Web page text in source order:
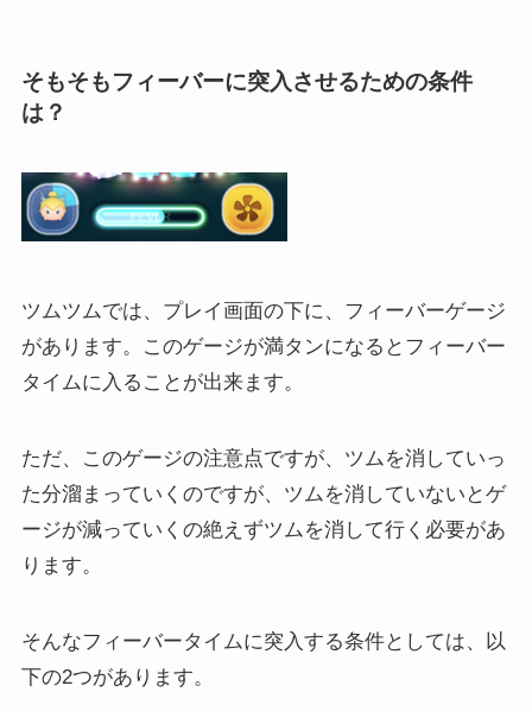
そもそもフィーバーに突入させるための条件
は？
ツムツムでは、プレイ画面の下に、フィーバーゲージ
があります。このゲージが満タンになるとフィーバー
タイムに入ることが出来ます。
ただ、このゲージの注意点ですが、ツムを消していっ
た分溜まっていくのですが、ツムを消していないとゲ
ージが減っていくの絶えずツムを消して行く必要があ
ります。
そんなフィーバータイムに突入する条件としては、以
下の2つがあります。